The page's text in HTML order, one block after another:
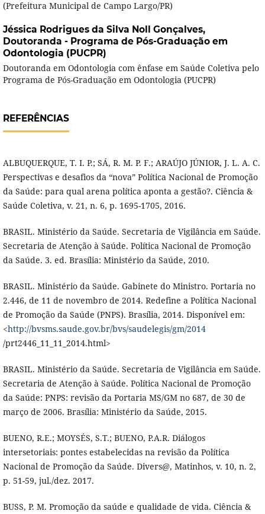
(Prefeitura Municipal de Campo Largo/PR)
Jéssica Rodrigues da Silva Noll Gonçalves,
Doutoranda - Programa de Pós-Graduação em
Odontologia (PUCPR)
Doutoranda em Odontologia com ênfase em Saúde Coletiva pelo
Programa de Pós-Graduação em Odontologia (PUCPR)
REFERÊNCIAS
ALBUQUERQUE, T. I. P.; SÁ, R. M. P. F.; ARAÚJO JÚNIOR, J. L. A. C.
Perspectivas e desafios da “nova” Política Nacional de Promoção
da Saúde: para qual arena política aponta a gestão?. Ciência &
Saúde Coletiva, v. 21, n. 6, p. 1695-1705, 2016.
BRASIL. Ministério da Saúde. Secretaria de Vigilância em Saúde.
Secretaria de Atenção à Saúde. Política Nacional de Promoção
da Saúde. 3. ed. Brasília: Ministério da Saúde, 2010.
BRASIL. Ministério da Saúde. Gabinete do Ministro. Portaria no
2.446, de 11 de novembro de 2014. Redefine a Política Nacional
de Promoção da Saúde (PNPS). Brasília, 2014. Disponível em:
<http://bvsms.saude.gov.br/bvs/saudelegis/gm/2014
/prt2446_11_11_2014.html>
BRASIL. Ministério da Saúde. Secretaria de Vigilância em Saúde.
Secretaria de Atenção à Saúde. Política Nacional de Promoção
da Saúde: PNPS: revisão da Portaria MS/GM no 687, de 30 de
março de 2006. Brasília: Ministério da Saúde, 2015.
BUENO, R.E.; MOYSÉS, S.T.; BUENO, P.A.R. Diálogos
intersetoriais: pontes estabelecidas na revisão da Política
Nacional de Promoção da Saúde. Divers@, Matinhos, v. 10, n. 2,
p. 51-59, jul./dez. 2017.
BUSS, P. M. Promoção da saúde e qualidade de vida. Ciência &